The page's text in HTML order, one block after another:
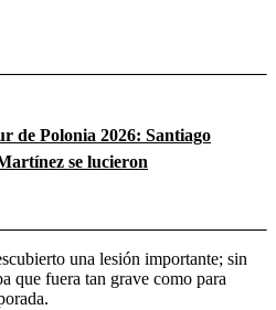
de Polonia 2026: Santiago
se lucieron
una lesión importante; sin
que fuera tan grave como para